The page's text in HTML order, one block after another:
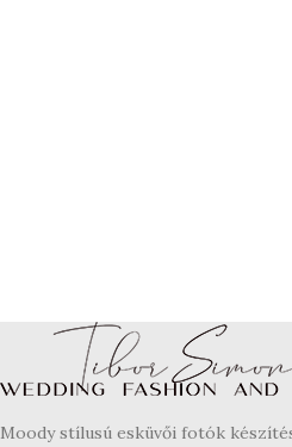
Moody stílusú esküvői fotók